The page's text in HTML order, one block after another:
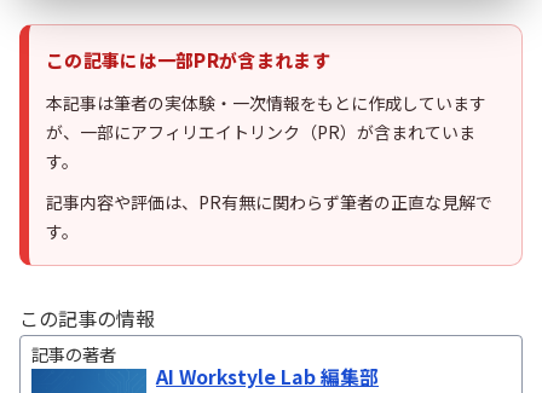
この記事には一部PRが含まれます
本記事は筆者の実体験・一次情報をもとに作成しています
が、一部にアフィリエイトリンク（PR）が含まれていま
す。
記事内容や評価は、PR有無に関わらず筆者の正直な見解で
す。
この記事の情報
記事の著者
AI Workstyle Lab 編集部